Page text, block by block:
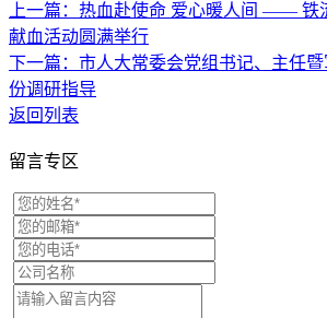
上一篇：热血赴使命 爱心暖人间 —— 铁
献血活动圆满举行
下一篇：市人大常委会党组书记、主任
份调研指导
返回列表
留言专区